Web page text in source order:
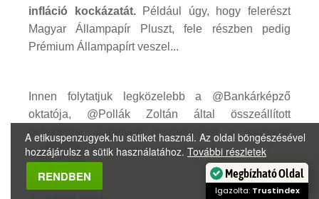
infláció kockázatát.Például úgy, hogy felerészt
Magyar Állampapír Pluszt, fele részben pedig
Prémium Állampapírt veszel...
Innen folytatjuk legközelebb a @Bankárképző
oktatója, @Pollák Zoltán által összeállított
befektetési alapelvek részletezését a harmadik
részben. Az első résztitt olvashatod.
A etikuspenzugyek.hu sütiket használ. Az oldal böngészésével
hozzájárulsz a sütik használatához. További részletek
RENDBEN Megbízható Oldal
Igazolta: Trustindex